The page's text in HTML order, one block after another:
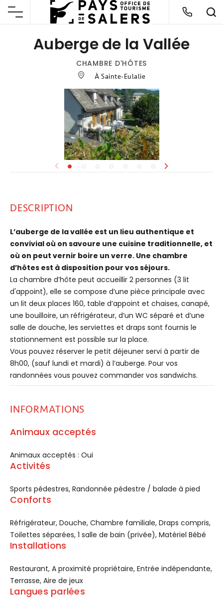
Auberge de la Vallée
CHAMBRE D'HÔTES
À Sainte-Eulalie
DESCRIPTION
L’auberge de la vallée est un lieu authentique et
convivial où on savoure une cuisine traditionnelle, et
où on peut vernir boire un verre. Une chambre
d’hôtes est à disposition pour vos séjours.
La chambre d’hôte peut accueillir 2 personnes (3 lit
d'appoint), elle se compose d’une pièce principale avec
un lit deux places 160, table d’appoint et chaises, canapé,
une bouilloire, un réfrigérateur, d’un WC séparé et d’une
salle de douche, les serviettes et draps sont fournis le
stationnement est possible sur la place.
Vous pouvez réserver le petit déjeuner servi à partir de
8h00, (sauf lundi et mardi) à l’auberge. Pour vos
randonnées vous pouvez commander vos sandwichs.
INFORMATIONS
Animaux acceptés
Animaux acceptés : Oui
Activités
Sports pédestres, Randonnée pédestre / balade à pied
Conforts
Réfrigérateur, Douche, Chambre familiale, Draps compris,
Toilettes séparées, 1 salle de bain (privée), Matériel Bébé
Installations
Restaurant, A proximité propriétaire, Entrée indépendante,
Terrasse, Aire de jeux
Langues parlées